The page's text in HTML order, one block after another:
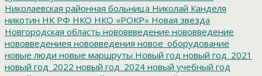
Николаевская районная больница Николай Канделя
никотин НК РФ НКО НКО «РОКР» Новая звезда
Новгородская область нововвведение нововведение
нововведениея нововведения новое_оборудование
новые люди новые маршруты Новый год новый год_2021
новый год_2022 новый год_2024 новый учебный год